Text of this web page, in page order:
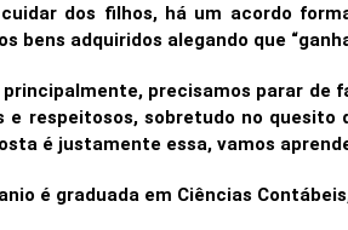
dos filhos, há um acordo
bens adquiridos alegando que
principalmente, precisamos parar de
e respeitosos, sobretudo no
é justamente essa, vamos
é graduada em Ciências